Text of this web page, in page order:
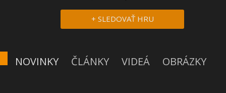
+ SLEDOVAŤ HRU
NOVINKY ČLÁNKY VIDEÁ OBRÁZKY